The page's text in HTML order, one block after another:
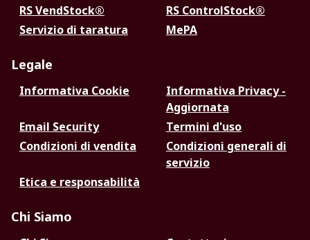
RS VendStock®
RS ControlStock®
Servizio di taratura
MePA
Legale
Informativa Cookie
Informativa Privacy -
Aggiornata
Email Security
Termini d'uso
Condizioni di vendita
Condizioni generali di
servizio
Etica e responsabilità
Chi Siamo